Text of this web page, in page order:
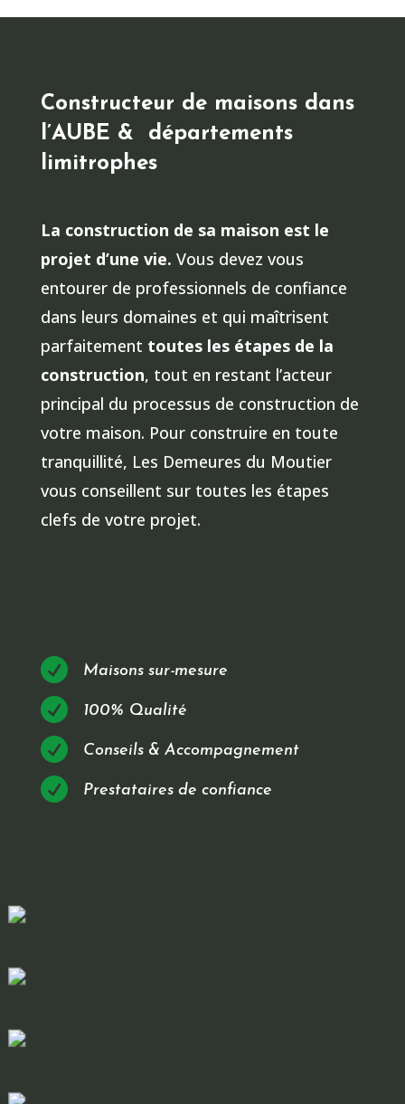
Constructeur de maisons dans
l’AUBE & départements
limitrophes
La construction de sa maison est le
projet d’une vie. Vous devez vous
entourer de professionnels de confiance
dans leurs domaines et qui maîtrisent
parfaitement toutes les étapes de la
construction, tout en restant l’acteur
principal du processus de construction de
votre maison. Pour construire en toute
tranquillité, Les Demeures du Moutier
vous conseillent sur toutes les étapes
clefs de votre projet.
 Maisons sur-mesure
 100% Qualité
 Conseils & Accompagnement
 Prestataires de confiance